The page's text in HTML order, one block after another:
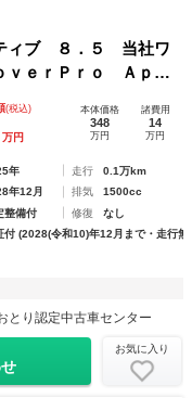
ィブ ８．５ 当社ワ
ｅｒＰｒｏ Ａｐｐ
ックライトアシス
イナミックターンイ
(税込)
万円
本体価格
348
万円
諸費用
14
万円
年 走行
0.1万km
年12月 排気
1500cc
整備付 修復
なし
付 (2028(令和10)年12月まで・走行無
とり認定中古車センター
お気に入り